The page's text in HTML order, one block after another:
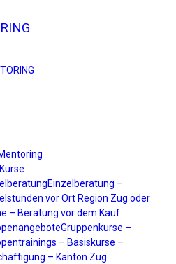
Einzelberatung –
vor Ort Region Zug oder
– Beratung vor dem Kauf
Gruppenkurse –
– Basiskurse –
– Kanton Zug